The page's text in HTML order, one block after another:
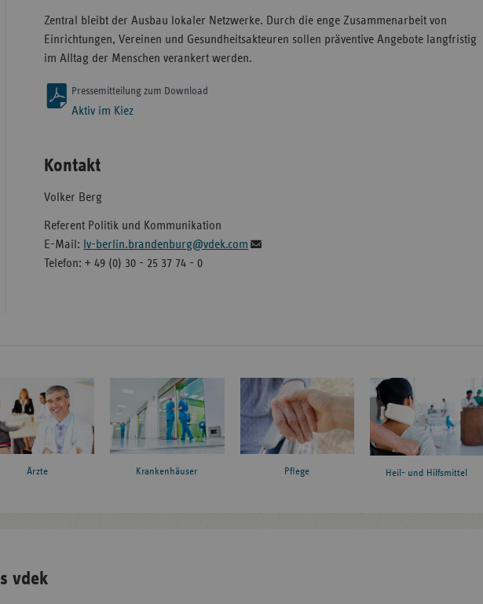
Zentral bleibt der Ausbau lokaler Netzwerke. Durch die enge Zusammenarbeit von
Einrichtungen, Vereinen und Gesundheitsakteuren sollen präventive Angebote langfristig
im Alltag der Menschen verankert werden.
Pressemitteilung zum Download
Aktiv im Kiez
Kontakt
Volker Berg
Referent Politik und Kommunikation
E-Mail: lv-berlin.brandenburg@vdek.com
Telefon: + 49 (0) 30 - 25 37 74 - 0
Ärzte Krankenhäuser Pflege Heil- und Hilfsmittel
vdek